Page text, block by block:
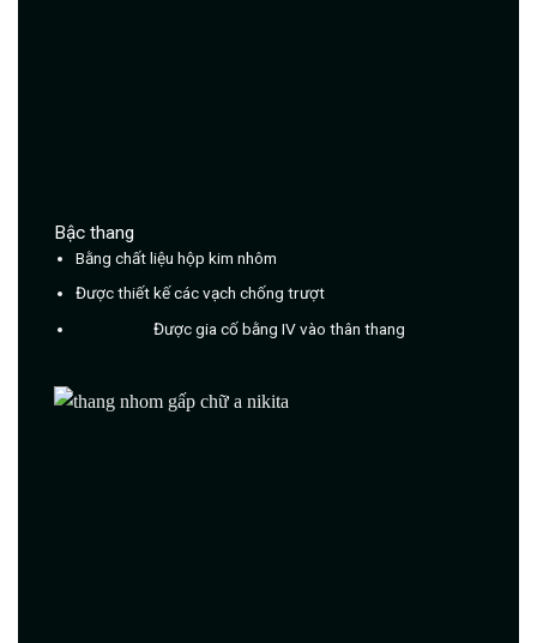
Bậc thang
Bằng chất liệu hộp kim nhôm
Được thiết kế các vạch chống trượt
Được gia cố bằng IV vào thân thang